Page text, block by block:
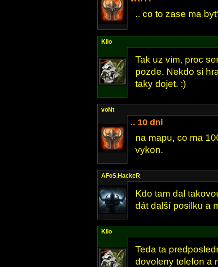
.. co to zase ma
Kilo
Tak uz vim, proc
pozde. Nekdo si
taky dojet. :)
voNt
.. 10 dni
na mapu, co ma
vykon.
AFoS.HackeR
Kdo tam dal
dát další posilku a
Kilo
Teda ta
dovoleny telefon a